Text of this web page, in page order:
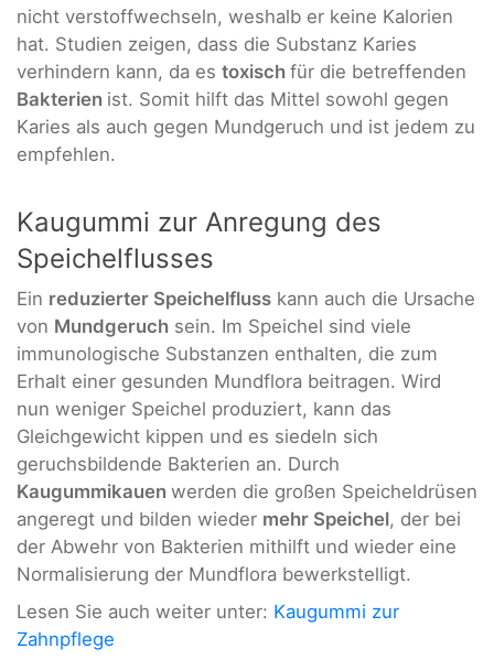
nicht verstoffwechseln, weshalb er keine Kalorien
hat. Studien zeigen, dass die Substanz Karies
verhindern kann, da es toxisch für die betreffenden
Bakterien ist. Somit hilft das Mittel sowohl gegen
Karies als auch gegen Mundgeruch und ist jedem zu
empfehlen.
Kaugummi zur Anregung des
Speichelflusses
Ein reduzierter Speichelfluss kann auch die Ursache
von Mundgeruch sein. Im Speichel sind viele
immunologische Substanzen enthalten, die zum
Erhalt einer gesunden Mundflora beitragen. Wird
nun weniger Speichel produziert, kann das
Gleichgewicht kippen und es siedeln sich
geruchsbildende Bakterien an. Durch
Kaugummikauen werden die großen Speicheldrüsen
angeregt und bilden wieder mehr Speichel, der bei
der Abwehr von Bakterien mithilft und wieder eine
Normalisierung der Mundflora bewerkstelligt.
Lesen Sie auch weiter unter: Kaugummi zur
Zahnpflege